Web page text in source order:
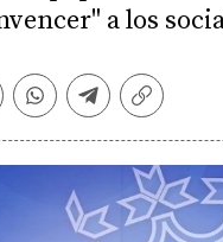
a los
Whatsapp
Telegram
Copiar